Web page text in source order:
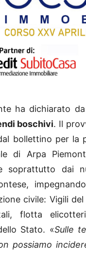
ha dichiarato
boschivi. Il
bollettino per la
di Arpa
soprattutto dai
civile: Vigili
flotta
Stato. «Sulle
possiamo